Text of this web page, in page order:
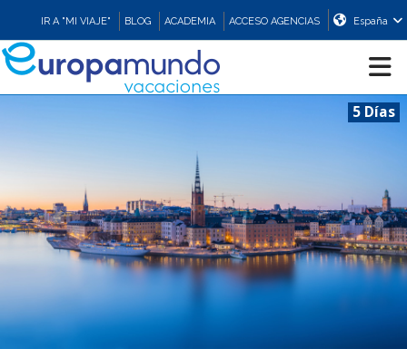
IR A "MI VIAJE" BLOG ACADEMIA ACCESO AGENCIAS España
EUROPA
ASIA
5 Días